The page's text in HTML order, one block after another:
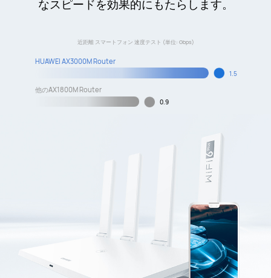
なスピードを効果的にもたらします。
近距離 スマートフォン 速度テスト (単位: Gbps)
HUAWEI AX3000M Router
1.5
他のAX1800M Router
0.9